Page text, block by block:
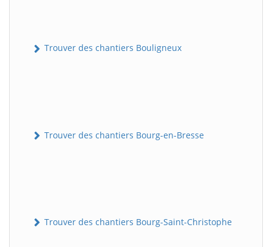
Trouver des chantiers Bouligneux
Trouver des chantiers Bourg-en-Bresse
Trouver des chantiers Bourg-Saint-Christophe